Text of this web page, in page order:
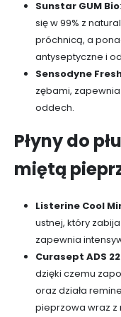
Sunstar GUM Bio
się w 99% z
próchnicą, a
antyseptyczne i
Sensodyne
zębami,
oddech.
Płyny do
miętą
Listerine Cool
ustnej, który
zapewnia
Curasept ADS
dzięki czemu
oraz działa
pieprzowa wraz